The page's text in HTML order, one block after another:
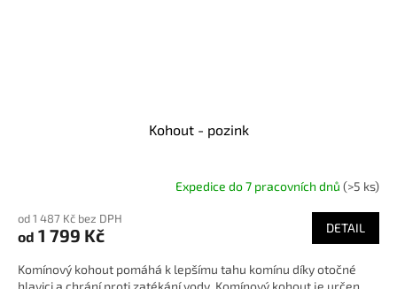
Kohout - pozink
Expedice do 7 pracovních dnů (>5 ks)
od 1 487 Kč bez DPH
od 1 799 Kč DETAIL
Komínový kohout pomáhá k lepšímu tahu komínu díky otočné